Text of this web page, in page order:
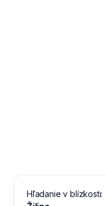
Hľadanie v blízkosti: